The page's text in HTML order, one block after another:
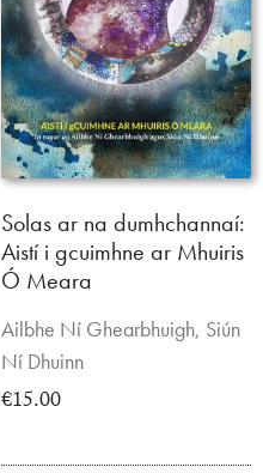
Solas ar na dumhchannaí:
Aistí i gcuimhne ar Mhuiris
Ó Meara
Ailbhe Ní Ghearbhuigh, Siún
Ní Dhuinn
€15.00